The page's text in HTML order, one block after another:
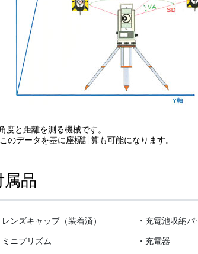
度と距離を測る機械です。
データを基に座標計算も可能になります。
属品
ンズキャップ（装着済）
・充電池収納パ
ニプリズム
・充電器